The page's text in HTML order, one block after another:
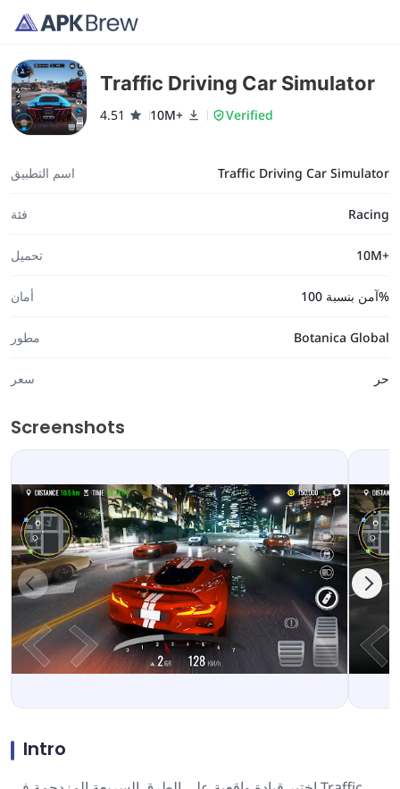
Traffic Driving Car Simulator
4.51 10M+ Verified
اسم التطبيق Traffic Driving Car Simulator
فئة Racing
تحميل 10M+
أمان آمن بنسبة 100%
مطور Botanica Global
سعر حر
Screenshots
Intro